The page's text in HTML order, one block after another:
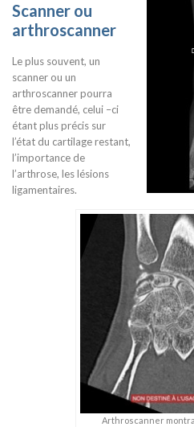
Scanner ou
arthroscanner
Le plus souvent, un
scanner ou un
arthroscanner pourra
être demandé, celui –ci
étant plus précis sur
l’état du cartilage restant,
l’importance de
l’arthrose, les lésions
ligamentaires.
Arthroscanner